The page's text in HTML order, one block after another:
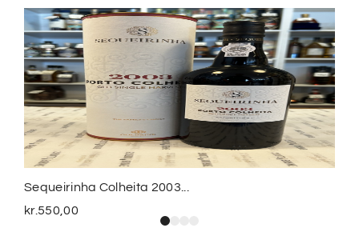
Sequeirinha Colheita 2003...
kr.550,00